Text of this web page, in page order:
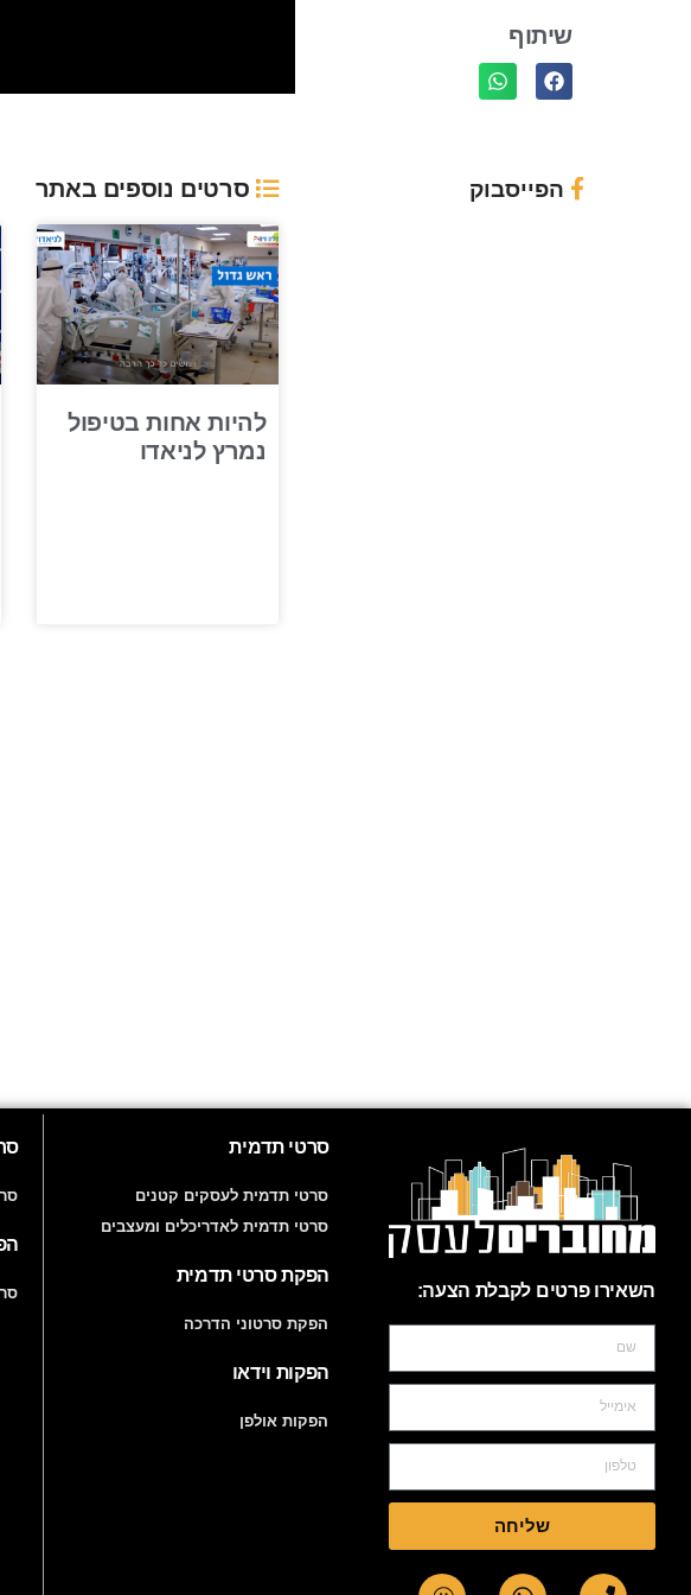
שיתוף
הפייסבוק סרטים נוספים באתר
להיות אחות בטיפול
נמרץ לניאדו
השאירו פרטים לקבלת הצעה:
שליחה
סרטי תדמית
סרטי תדמית לעסקים קטנים
סרטי תדמית לאדריכלים ומעצבים
הפקת סרטי תדמית
הפקת סרטוני הדרכה
הפקות וידאו
הפקות אולפן